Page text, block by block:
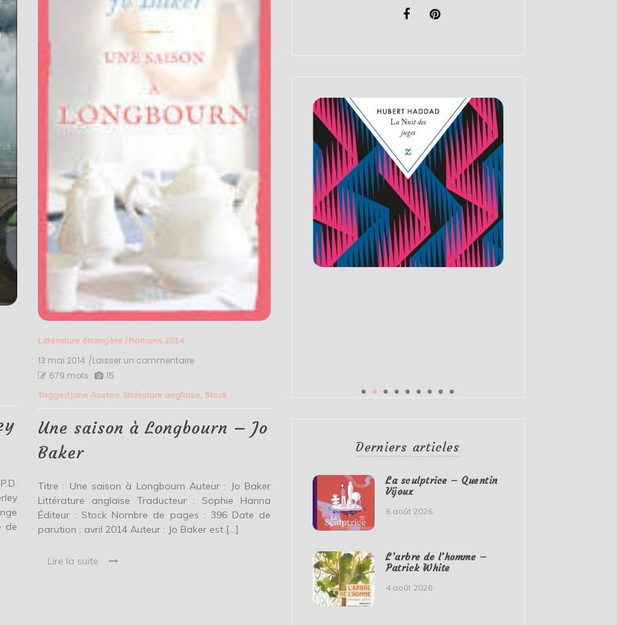
de
Littérature étrangère/ Romans 2014
13 mai 2014 /Laisser un commentaireon
à
Jo
679 mots 15
Tagged Jane Austen, littérature anglaise, Stock
Une saison à Longbourn – Jo
Baker
Titre : Une saison à Longbourn Auteur : Jo Baker
Littérature anglaise Traducteur : Sophie Hanna
Éditeur : Stock Nombre de pages : 396 Date de
parution : avril 2014 Auteur : Jo Baker est […]
Lire la suite
Derniers articles
La sculptrice – Quentin
Vijoux
6 août 2026
L’arbre de l’homme –
Patrick White
4 août 2026